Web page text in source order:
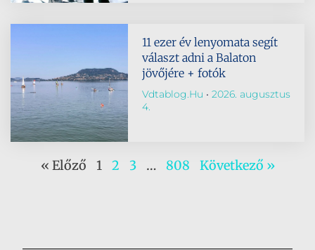
11 ezer év lenyomata segít
választ adni a Balaton
jövőjére + fotók
Vdtablog.hu
2026. augusztus
4.
« Előző 1 2 3 … 808 Következő »